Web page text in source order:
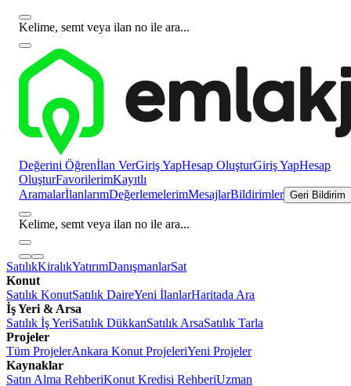
Kelime, semt veya ilan no ile ara...
Değerini Öğrenİlan VerGiriş YapHesap OluşturGiriş YapHesap
OluşturFavorilerimKayıtlı
AramalarİlanlarımDeğerlemelerimMesajlarBildirimler Geri Bildirim
Kelime, semt veya ilan no ile ara...
SatılıkKiralıkYatırımDanışmanlarSat
Konut
Satılık KonutSatılık DaireYeni İlanlarHaritada Ara
İş Yeri & Arsa
Satılık İş YeriSatılık DükkanSatılık ArsaSatılık Tarla
Projeler
Tüm ProjelerAnkara Konut ProjeleriYeni Projeler
Kaynaklar
Satın Alma RehberiKonut Kredisi RehberiUzman